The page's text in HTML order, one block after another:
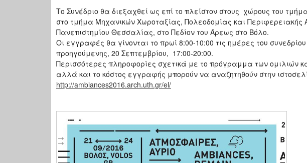
Το Συνέδριο θα διεξαχθεί ως επί το πλείστον στους χώρους του
στο τμήμα Μηχανικών Χωροταξίας, Πολεοδομίας και Περιφερειακής
Πανεπιστημίου Θεσσαλίας, στο Πεδίον του Άρεως στο Βόλο.
Οι εγγραφές θα γίνονται το πρωί 8:00-10:00 τις ημέρες του
προηγούμενης, 20 Σεπτεμβρίου, 17:00-20:00.
Περισσότερες πληροφορίες σχετικά με το πρόγραμμα των ομιλιών
αλλά και το κόστος εγγραφής μπορούν να αναζητηθούν στην
http://ambiances2016.arch.uth.gr/el/